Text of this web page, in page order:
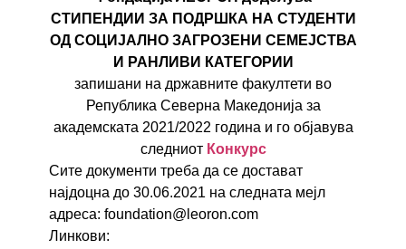
СТИПЕНДИИ ЗА ПОДРШКА НА СТУДЕНТИ
ОД СОЦИЈАЛНО ЗАГРОЗЕНИ СЕМЕЈСТВА
И РАНЛИВИ КАТЕГОРИИ
запишани на државните факултети во
Република Северна Македонија за
академската 2021/2022 година и го објавува
следниот Конкурс
Сите документи треба да се достават
најдоцна до 30.06.2021 на следната мејл
адреса: foundation@leoron.com
Линкови: